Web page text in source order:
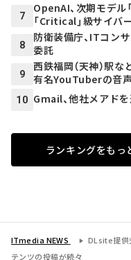
7
OpenAI、次期モデ
「Critical」級サイバ
8
防衛装備庁、ITコン
委託
9
西鉄福岡（天神）駅
有名YouTuberの音
10 Gmail、他社メアド
ランキングをもっ
ITmedia NEWS
DLsite提供
テンツの投稿が続々